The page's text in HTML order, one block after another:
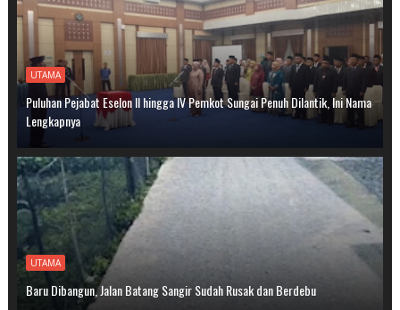
UTAMA
Puluhan Pejabat Eselon II hingga IV Pemkot Sungai Penuh Dilantik, Ini Nama
Lengkapnya
UTAMA
Baru Dibangun, Jalan Batang Sangir Sudah Rusak dan Berdebu